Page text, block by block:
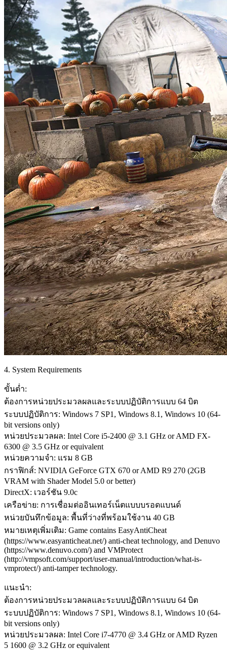
4. System Requirements
ขั้นต่ำ:
ต้องการหน่วยประมวลผลและระบบปฏิบัติการแบบ 64 บิต
ระบบปฏิบัติการ: Windows 7 SP1, Windows 8.1, Windows 10 (64-
bit versions only)
หน่วยประมวลผล: Intel Core i5-2400 @ 3.1 GHz or AMD FX-
6300 @ 3.5 GHz or equivalent
หน่วยความจำ: แรม 8 GB
กราฟิกส์: NVIDIA GeForce GTX 670 or AMD R9 270 (2GB
VRAM with Shader Model 5.0 or better)
DirectX: เวอร์ชัน 9.0c
เครือข่าย: การเชื่อมต่ออินเทอร์เน็ตแบบบรอดแบนด์
หน่วยบันทึกข้อมูล: พื้นที่ว่างที่พร้อมใช้งาน 40 GB
หมายเหตุเพิ่มเติม: Game contains EasyAntiCheat
(https://www.easyanticheat.net/) anti-cheat technology, and Denuvo
(https://www.denuvo.com/) and VMProtect
(http://vmpsoft.com/support/user-manual/introduction/what-is-
vmprotect/) anti-tamper technology.
แนะนำ:
ต้องการหน่วยประมวลผลและระบบปฏิบัติการแบบ 64 บิต
ระบบปฏิบัติการ: Windows 7 SP1, Windows 8.1, Windows 10 (64-
bit versions only)
หน่วยประมวลผล: Intel Core i7-4770 @ 3.4 GHz or AMD Ryzen
5 1600 @ 3.2 GHz or equivalent